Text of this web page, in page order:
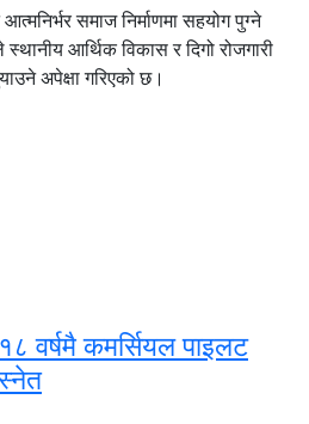
समाज निर्माणमा सहयोग पुग्ने
आर्थिक विकास र दिगो रोजगारी
अपेक्षा गरिएको छ।
वर्षमै कमर्सियल पाइलट